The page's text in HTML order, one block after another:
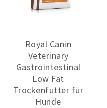
Royal Canin
Veterinary
Gastrointestinal
Low Fat
Trockenfutter für
Hunde